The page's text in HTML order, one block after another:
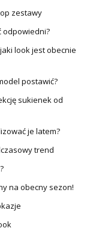
zestawy
odpowiedni?
look jest obecnie
postawić?
sukienek od
je latem?
trend
na obecny sezon!